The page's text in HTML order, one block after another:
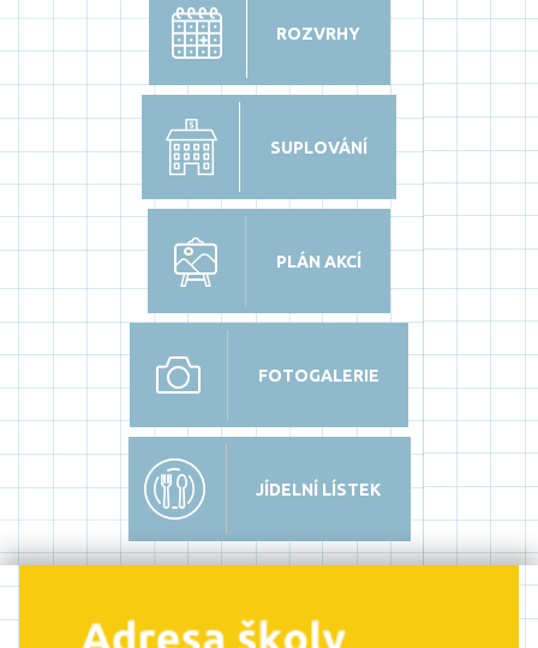
ROZVRHY
SUPLOVÁNÍ
PLÁN AKCÍ
FOTOGALERIE
JÍDELNÍ LÍSTEK